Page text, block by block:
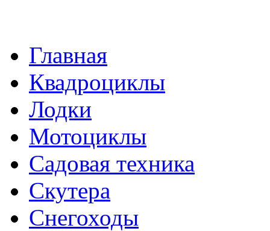
Главная
Квадроциклы
Лодки
Мотоциклы
Садовая техника
Скутера
Снегоходы